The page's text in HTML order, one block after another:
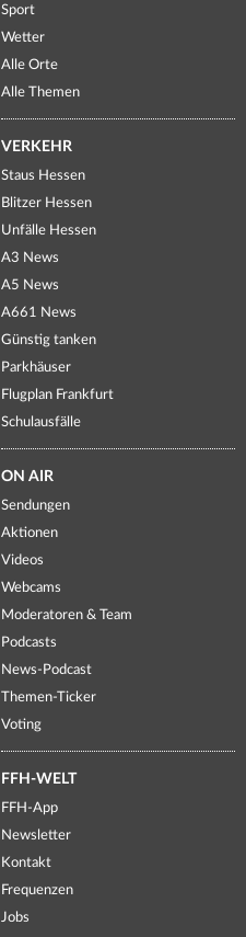
Sport
Wetter
Alle Orte
Alle Themen
VERKEHR
Staus Hessen
Blitzer Hessen
Unfälle Hessen
A3 News
A5 News
A661 News
Günstig tanken
Parkhäuser
Flugplan Frankfurt
Schulausfälle
ON AIR
Sendungen
Aktionen
Videos
Webcams
Moderatoren & Team
Podcasts
News-Podcast
Themen-Ticker
Voting
FFH-WELT
FFH-App
Newsletter
Kontakt
Frequenzen
Jobs